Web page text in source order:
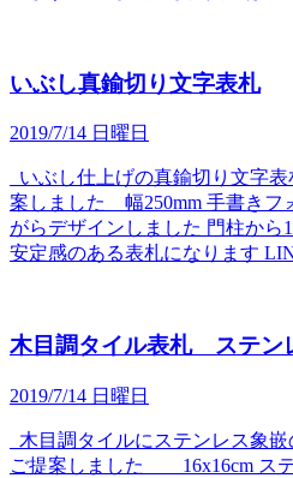
いぶし真鍮切り文字表札
2019/7/14 日曜日
いぶし仕上げの真鍮切り文字
案しました 幅250mm 手書きフ
がらデザインしました 門柱から
安定感のある表札になります
木目調タイル表札 ステン
2019/7/14 日曜日
木目調タイルにステンレス象
ご提案しました 16x16cm ス